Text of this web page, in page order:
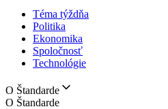
Téma týždňa
Politika
Ekonomika
Spoločnosť
Technológie
O Štandarde
O Štandarde